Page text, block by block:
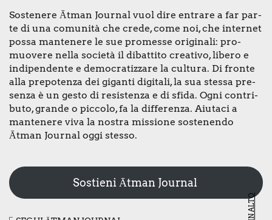
Soste­ne­re Ātman Jour­nal vuol dire entra­re a far par­
te di una comu­ni­tà che cre­de, come noi, che inter­net
pos­sa man­te­ne­re le sue pro­mes­se ori­gi­na­li: pro­
muo­ve­re nel­la socie­tà il dibat­ti­to crea­ti­vo, libe­ro e
indi­pen­den­te e demo­cra­tiz­za­re la cul­tu­ra. Di fron­te
alla pre­po­ten­za dei gigan­ti digi­ta­li, la sua stes­sa pre­
sen­za è un gesto di resi­sten­za e di sfi­da. Ogni con­tri­
bu­to, gran­de o pic­co­lo, fa la dif­fe­ren­za. Aiu­ta­ci a
man­te­ne­re viva la nostra mis­sio­ne soste­nen­do
Ātman Jour­nal oggi stes­so.
Sostieni Ātman Journal